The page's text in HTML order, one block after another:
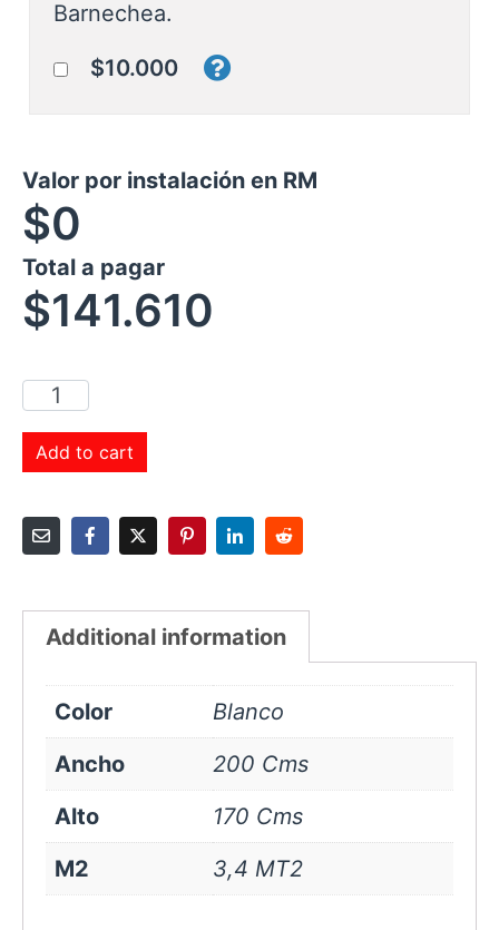
Barnechea.
$10.000
Valor por instalación en RM
$0
Total a pagar
$141.610
Add to cart
Additional information
Color
Blanco
Ancho
200 Cms
Alto
170 Cms
M2
3,4 MT2